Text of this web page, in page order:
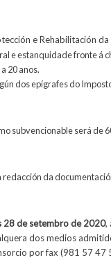
e Rehabilitación
e estanquidade fronte á
20 anos.
dos epígrafes do
subvencionable será de
da
28 de setembro de 2020,
dos medios
por fax (981 57